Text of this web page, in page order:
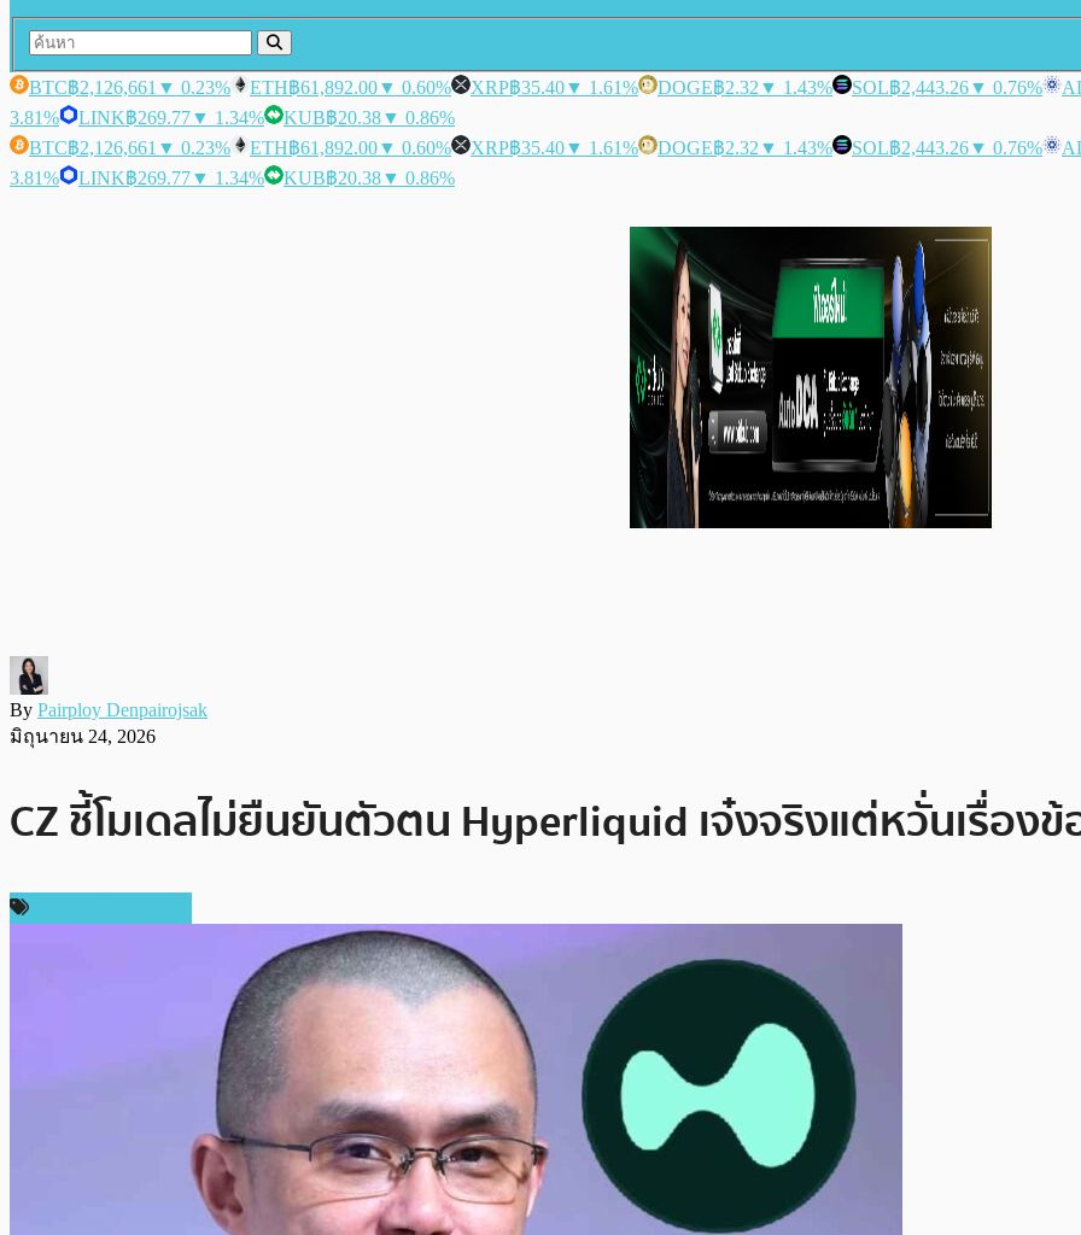
BTC฿2,126,661 ▼ 0.23% ETH฿61,892.00▼ 0.60% XRP฿35.40▼ 1.61% DOGE฿2.32 ▼ 1.43% SOL฿2,443.26▼ 0.76%
3.81%
LINK฿269.77▼ 1.34% KUB฿20.38▼ 0.86%
BTC฿2,126,661 ▼ 0.23% ETH฿61,892.00▼ 0.60% XRP฿35.40▼ 1.61% DOGE฿2.32 ▼ 1.43% SOL฿2,443.26▼ 0.76%
3.81%
LINK฿269.77▼ 1.34% KUB฿20.38▼ 0.86%
By Pairploy Denpairojsak
มิถุนายน 24, 2026
CZ ชี้โมเดลไม่ยืนยันตัวตน Hyperliquid เจ๋งจริงแต่หวั่นเรื่อง